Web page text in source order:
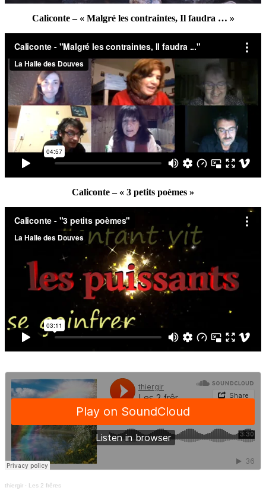
Caliconte – « Malgré les contraintes, Il faudra … »
Caliconte – « 3 petits poèmes »
thiergir · Les 2 frêres